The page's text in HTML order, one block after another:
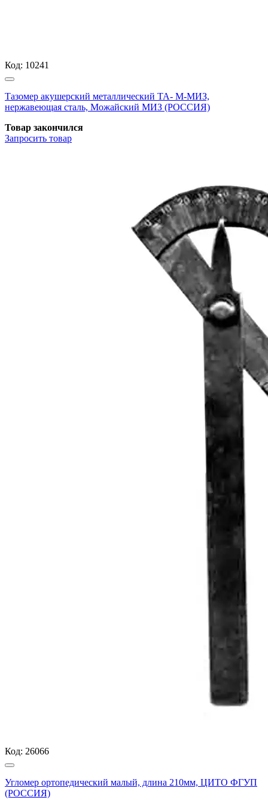
Код: 10241
Тазомер акушерский металлический ТА- М-МИЗ,
нержавеющая сталь, Можайский МИЗ (РОССИЯ)
Товар закончился
Запросить товар
Код: 26066
Угломер ортопедический малый, длина 210мм, ЦИТО ФГУП
(РОССИЯ)